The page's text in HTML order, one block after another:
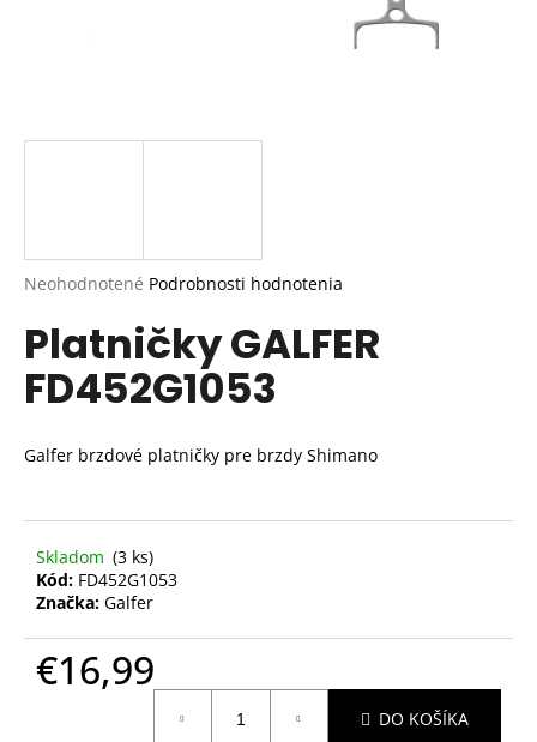
Priemerné
produktu
je
0,0
Neohodnotené Podrobnosti hodnotenia
Platničky GALFER
FD452G1053
Galfer brzdové platničky pre brzdy Shimano
Skladom (3 ks)
Kód: FD452G1053
Značka: Galfer
€16,99
DO KOŠÍKA